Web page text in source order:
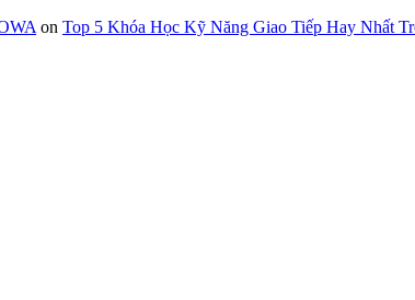
on Top 5 Khóa Học Kỹ Năng Giao Tiếp Hay Nhất